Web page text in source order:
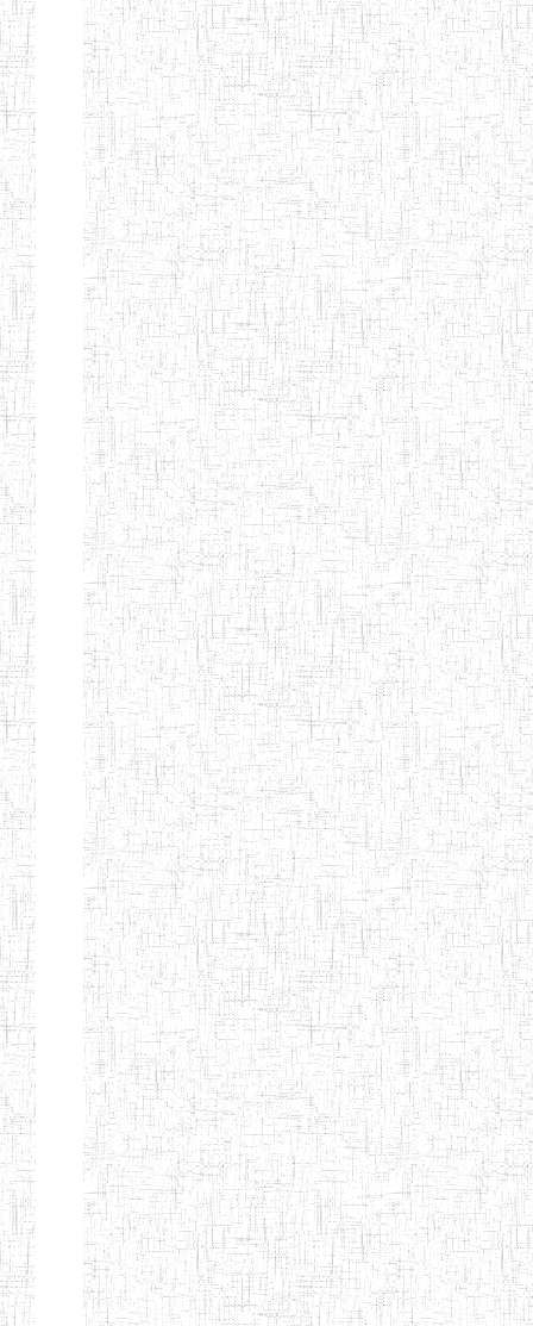
Afficher Page 4 sur 13 Total: 307
Début Préc. 1 2 3 4 5
6
Suivant
Fin
ENIEG PRIVEE
NANFAH
07/09/2012 ENIEG
ENPIEG TERESA
JANE
14/03/2014 ENIEG
ENIEG
MODERNE
SAINTE MARIE
04/08/2010 ENIEG
ENIEG PRIVEE
BILINGUE LES
BOSONS
04/08/2010 ENIEG
ENIEG BILINGUE
LE NORMALIEN
CITOYEN
01/08/2014 ENIEG
ENIEG BILINGUE
CLAIRE
FONTAINE
03/10/2012 ENIEG
Etablissements
d'enseignement
secondaire
technique
et
professionnel